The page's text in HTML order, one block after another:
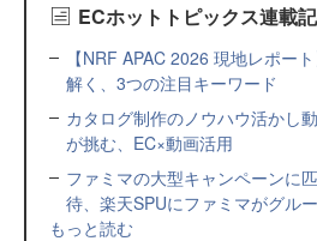
ECホットトピックス連載
【NRF APAC 2026 現地レポー
解く、3つの注目キーワード
カタログ制作のノウハウ活かし
が挑む、EC×動画活用
ファミマの大型キャンペーンに
待、楽天SPUにファミマがグル
もっと読む